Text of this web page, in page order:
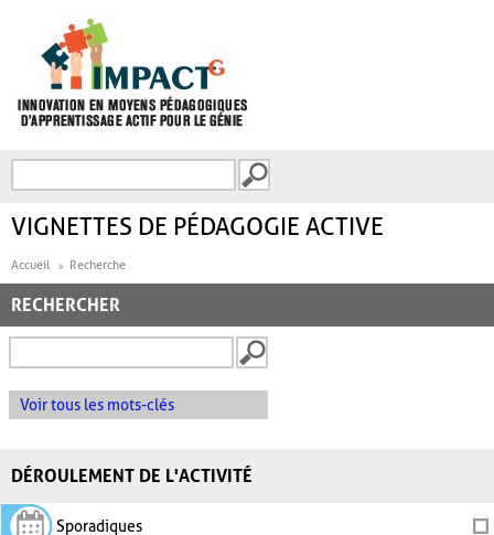
FORMULAIRE DE
VIGNETTES DE PÉDAGOGIE ACTIVE
Accueil Recherche
RECHERCHER
Voir tous les mots-clés
DÉROULEMENT DE L'ACTIVITÉ
Sporadiques